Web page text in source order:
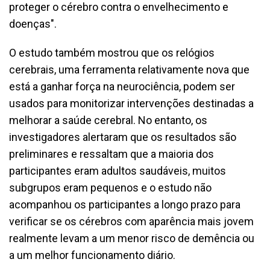
proteger o cérebro contra o envelhecimento e
doenças".
O estudo também mostrou que os relógios
cerebrais, uma ferramenta relativamente nova que
está a ganhar força na neurociência, podem ser
usados para monitorizar intervenções destinadas a
melhorar a saúde cerebral. No entanto, os
investigadores alertaram que os resultados são
preliminares e ressaltam que a maioria dos
participantes eram adultos saudáveis, muitos
subgrupos eram pequenos e o estudo não
acompanhou os participantes a longo prazo para
verificar se os cérebros com aparência mais jovem
realmente levam a um menor risco de demência ou
a um melhor funcionamento diário.